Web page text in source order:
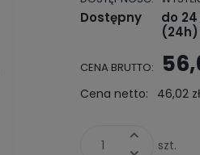
Dostępny
do
(24h)
Cena nie zawiera
CENA BRUTTO:
Cena netto: 46,02 zł
szt.